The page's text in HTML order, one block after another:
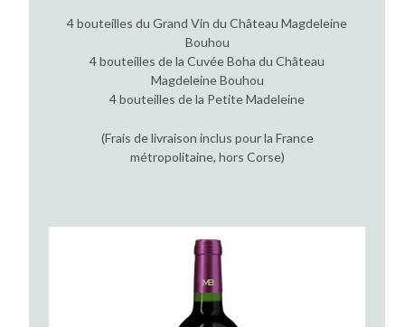
4 bouteilles du Grand Vin du Château Magdeleine
Bouhou
4 bouteilles de la Cuvée Boha du Château
Magdeleine Bouhou
4 bouteilles de la Petite Madeleine
(Frais de livraison inclus pour la France
métropolitaine, hors Corse)